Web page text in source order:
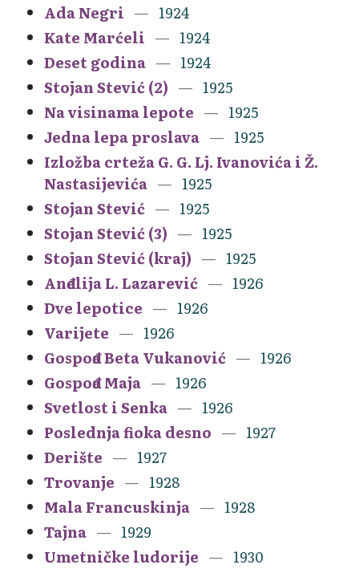
Ada Negri
1924
Kate Marćeli
1924
Deset godina
1924
Stojan Stević (2)
1925
Na visinama lepote
1925
Jedna lepa proslava
1925
Izložba crteža G. G. Lj. Ivanovića i Ž.
Nastasijevića
1925
Stojan Stević
1925
Stojan Stević (3)
1925
Stojan Stević (kraj)
1925
Anđelija L. Lazarević
1926
Dve lepotice
1926
Varijete
1926
Gospođa Beta Vukanović
1926
Gospođa Maja
1926
Svetlost i Senka
1926
Poslednja fioka desno
1927
Derište
1927
Trovanje
1928
Mala Francuskinja
1928
Tajna
1929
Umetničke ludorije
1930